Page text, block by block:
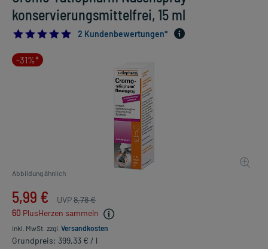
konservierungsmittelfrei, 15 ml
5.0
2 Kundenbewertungen*
-31%*
Abbildung ähnlich
5,99 € UVP8,78 €
60 PlusHerzen sammeln
inkl. MwSt. zzgl. Versandkosten
Grundpreis: 399,33 € / l